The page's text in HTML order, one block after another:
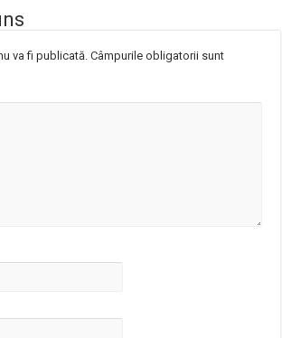
va fi publicată. Câmpurile obligatorii sunt